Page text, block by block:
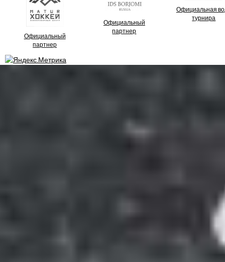
Официальный
партнер
Официальный
партнер
Официальная
турнира